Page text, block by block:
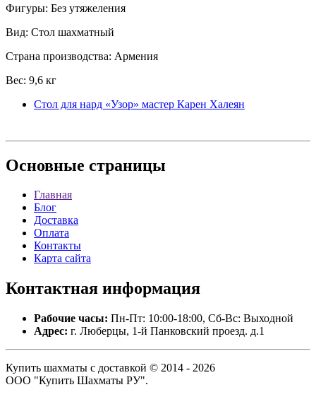
Фигуры: Без утяжеления
Вид: Стол шахматный
Страна производства: Армения
Вес: 9,6 кг
Стол для нард «Узор» мастер Карен Халеян
Основные страницы
Главная
Блог
Доставка
Оплата
Контакты
Карта сайта
Контактная информация
Рабочие часы: Пн-Пт: 10:00-18:00, Сб-Вс: Выходной
Адрес: г. Люберцы, 1-й Панковский проезд. д.1
Купить шахматы с доставкой © 2014 - 2026
ООО "Купить Шахматы РУ".